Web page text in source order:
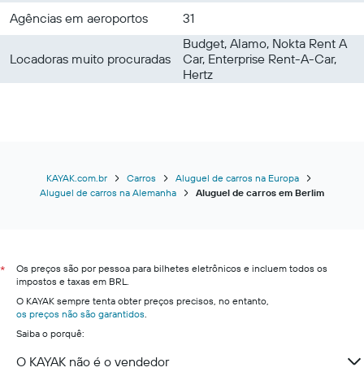
Agências em aeroportos
31
Locadoras muito procuradas
Budget, Alamo, Nokta Rent A
Car, Enterprise Rent-A-Car,
Hertz
KAYAK.com.br Carros
Aluguel de carros na Europa
Aluguel de carros na Alemanha
Aluguel de carros em Berlim
*
Os preços são por pessoa para bilhetes eletrônicos e incluem todos os
impostos e taxas em BRL.
O KAYAK sempre tenta obter preços precisos, no entanto,
os preços não são garantidos
Saiba o porquê:
O KAYAK não é o vendedor